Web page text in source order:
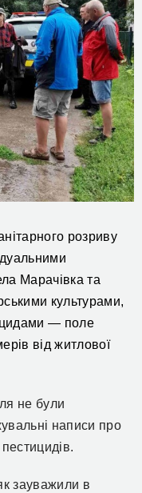
розриву
Марачівка та
культурами,
— поле
ерів від житлової
не були
написи про
зауважили в